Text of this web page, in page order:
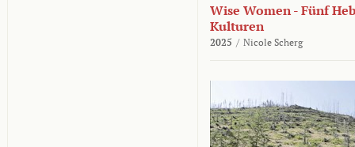
Wise Women - Fünf
Kulturen
2025 / Nicole Scherg